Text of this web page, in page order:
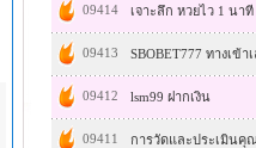
09414 เจาะลึก หวยไว 1 นา
09413 SBOBET777 ทางเข้า
09412 lsm99 ฝากเงิน
09411 การวัดและประเมินคุ